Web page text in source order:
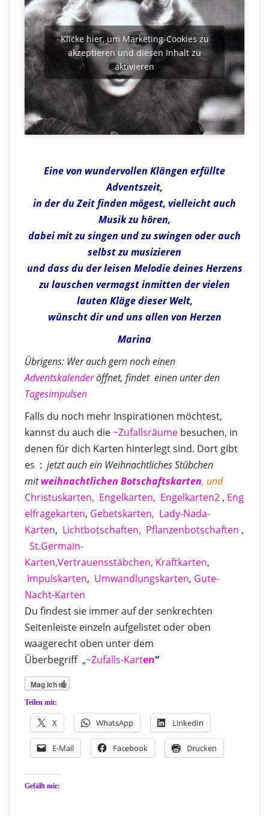
Klicke hier, um Marketing-Cookies zu
akzeptieren und diesen Inhalt zu
aktivieren
Eine von wundervollen Klängen erfüllte
Adventszeit,
in der du Zeit finden mögest, vielleicht auch
Musik zu hören,
dabei mit zu singen und zu swingen oder auch
selbst zu musizieren
und dass du der leisen Melodie deines Herzens
zu lauschen vermagst inmitten der vielen
lauten Kläge dieser Welt,
wünscht dir und uns allen von Herzen
Marina
Übrigens: Wer auch gern noch einen
Adventskalenderöffnet, findet einen unter den
Tagesimpulsen
Falls du noch mehr Inspirationen möchtest,
kannst du auch die~Zufallsräume besuchen, in
denen für dich Karten hinterlegt sind. Dort gibt
es : jetzt auch ein Weihnachtliches Stübchen
mitweihnachtlichen Botschaftskarten, und
Christuskarten, Engelkarten, Engelkarten2 , Eng
elfragekarten, Gebetskarten, Lady-Nada-
Karten, Lichtbotschaften, Pflanzenbotschaften ,
St.Germain-
Karten,Vertrauensstäbchen, Kraftkarten,
Impulskarten, Umwandlungskarten, Gute-
Nacht-Karten
Du findest sie immer auf der senkrechten
Seitenleiste einzeln aufgelistet oder oben
waagerecht oben unter dem
Überbegriff „~Zufalls-Karten“
Mag ich
Teilen mit:
X WhatsApp LinkedIn
E-Mail Facebook Drucken
Gefällt mir: